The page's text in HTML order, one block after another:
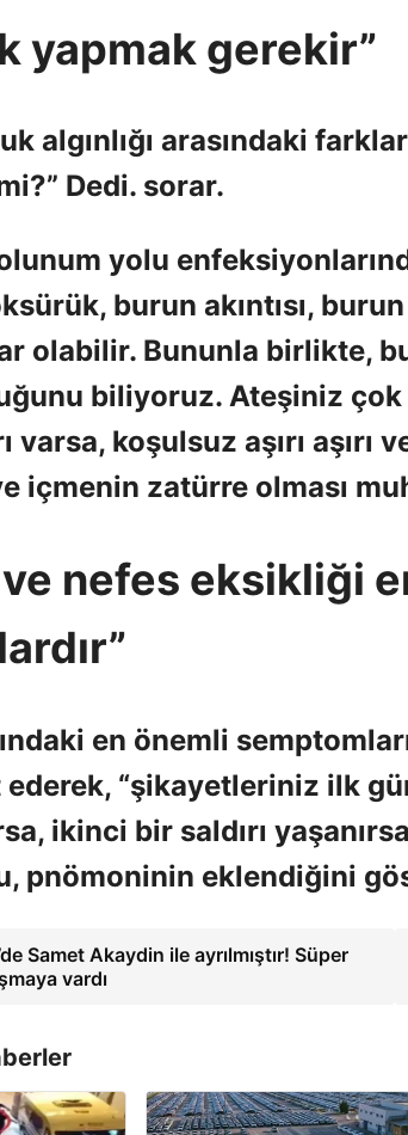
yapmak gerekir”
algınlığı arasındaki
Dedi. sorar.
yolu
burun akıntısı,
olabilir. Bununla birlikte,
biliyoruz. Ateşiniz çok
koşulsuz aşırı aşırı
içmenin zatürre olması
nefes eksikliği
en önemli
“şikayetleriniz ilk
ikinci bir saldırı
pnömoninin eklendiğini
Samet Akaydin ile ayrılmıştır! Süper
vardı